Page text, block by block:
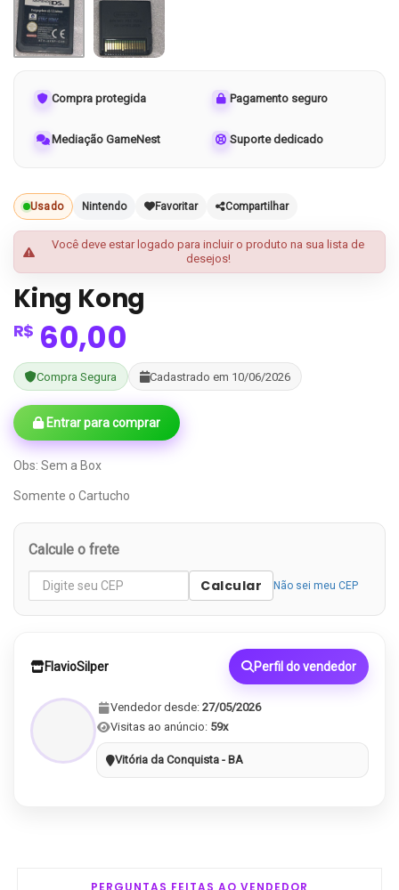
Compra protegida Pagamento seguro
Mediação GameNest Suporte dedicado
Usado Nintendo Favoritar Compartilhar
Você deve estar logado para incluir o produto na sua lista de
desejos!
King Kong
R$ 60,00
Compra Segura Cadastrado em 10/06/2026
Entrar para comprar
Obs: Sem a Box
Somente o Cartucho
Calcule o frete
Calcular Não sei meu CEP
FlavioSilper Perfil do vendedor
Vendedor desde: 27/05/2026
Visitas ao anúncio: 59x
Vitória da Conquista - BA